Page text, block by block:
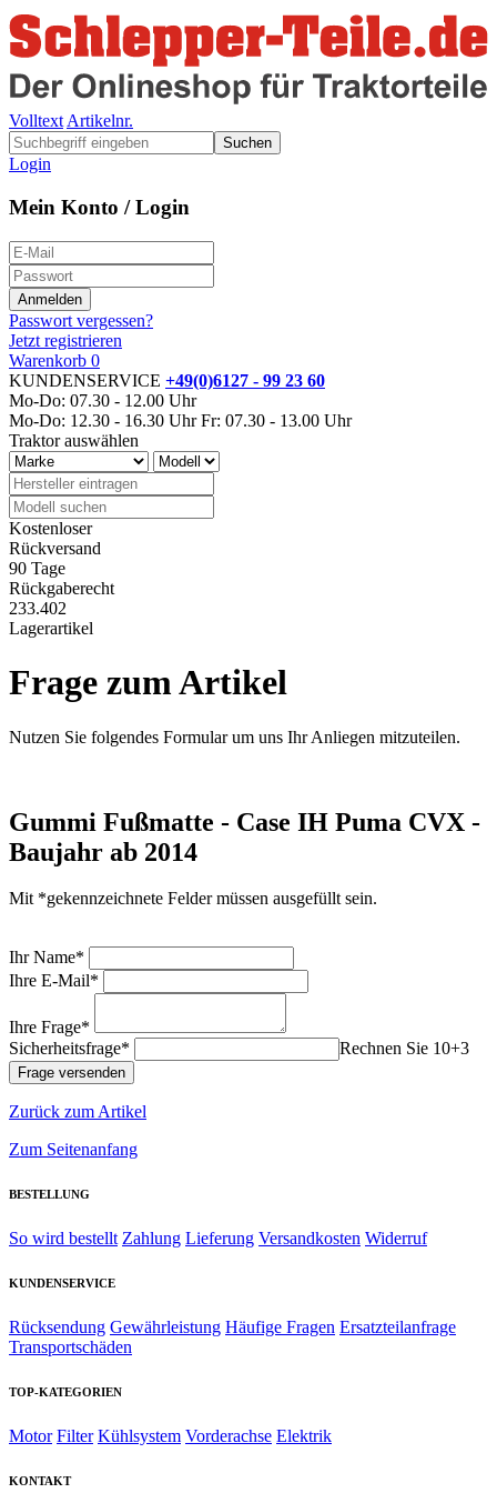
Volltext Artikelnr.
Suchen
Login
Mein Konto / Login
Passwort vergessen?
Jetzt registrieren
Warenkorb 0
KUNDENSERVICE +49(0)6127 - 99 23 60
Mo-Do: 07.30 - 12.00 Uhr
Mo-Do: 12.30 - 16.30 Uhr Fr: 07.30 - 13.00 Uhr
Traktor auswählen
Kostenloser
Rückversand
90 Tage
Rückgaberecht
233.402
Lagerartikel
Frage zum Artikel
Nutzen Sie folgendes Formular um uns Ihr Anliegen mitzuteilen.
Gummi Fußmatte - Case IH Puma CVX -
Baujahr ab 2014
Mit *gekennzeichnete Felder müssen ausgefüllt sein.
Ihr Name*
Ihre E-Mail*
Ihre Frage*
Sicherheitsfrage*
Rechnen Sie 10+3
Zurück zum Artikel
Zum Seitenanfang
BESTELLUNG
So wird bestellt Zahlung Lieferung Versandkosten Widerruf
KUNDENSERVICE
Rücksendung Gewährleistung Häufige Fragen Ersatzteilanfrage
Transportschäden
TOP-KATEGORIEN
Motor Filter Kühlsystem Vorderachse Elektrik
KONTAKT